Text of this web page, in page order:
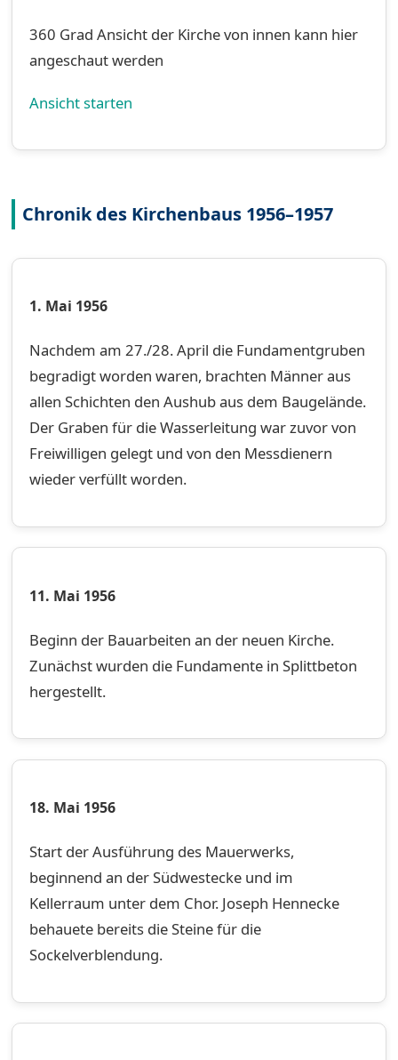
360 Grad Ansicht der Kirche von innen kann hier
angeschaut werden
Ansicht starten
Chronik des Kirchenbaus 1956–1957
1. Mai 1956
Nachdem am 27./28. April die Fundamentgruben
begradigt worden waren, brachten Männer aus
allen Schichten den Aushub aus dem Baugelände.
Der Graben für die Wasserleitung war zuvor von
Freiwilligen gelegt und von den Messdienern
wieder verfüllt worden.
11. Mai 1956
Beginn der Bauarbeiten an der neuen Kirche.
Zunächst wurden die Fundamente in Splittbeton
hergestellt.
18. Mai 1956
Start der Ausführung des Mauerwerks,
beginnend an der Südwestecke und im
Kellerraum unter dem Chor. Joseph Hennecke
behauete bereits die Steine für die
Sockelverblendung.